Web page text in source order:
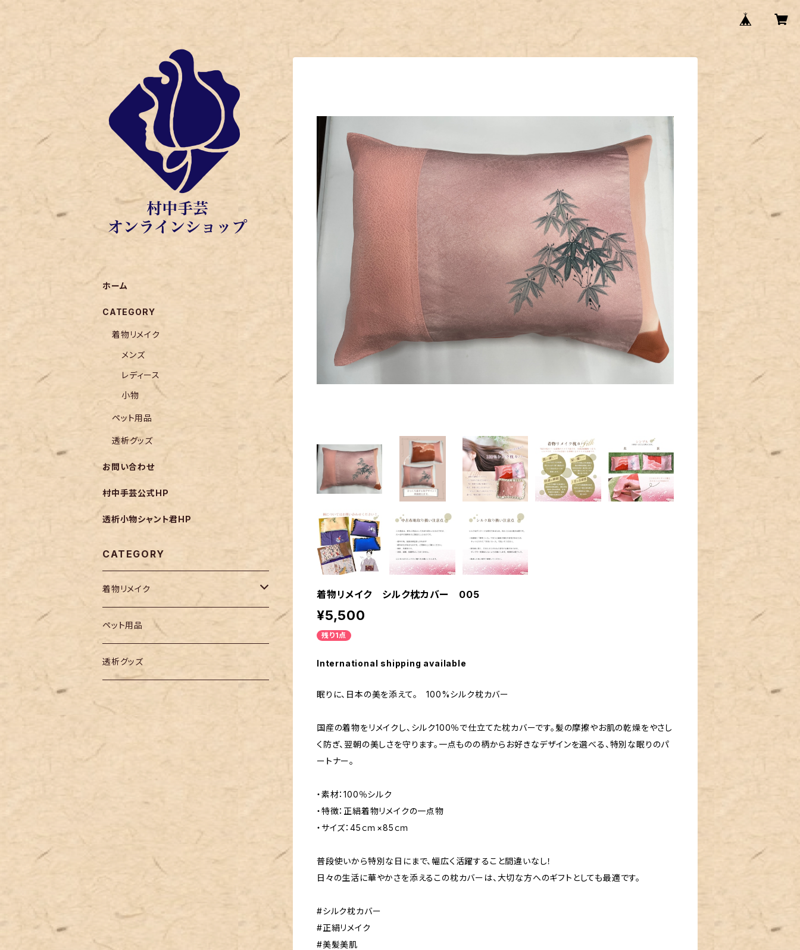
着物リメイク シルク枕カバー 005
¥5,500
残り1点
International shipping available
眠りに、日本の美を添えて。 100%シルク枕カバー
国産の着物をリメイクし、シルク100％で仕立てた枕カバーです。髪の摩擦やお肌の乾燥をやさし
く防ぎ、翌朝の美しさを守ります。一点ものの柄からお好きなデザインを選べる、特別な眠りのパ
ートナー。
・素材：100％シルク
・特徴：正絹着物リメイクの一点物
・サイズ：45ｃｍ×85ｃｍ
普段使いから特別な日にまで、幅広く活躍すること間違いなし！
日々の生活に華やかさを添えるこの枕カバーは、大切な方へのギフトとしても最適です。
#シルク枕カバー
#正絹リメイク
#美髪美肌
ホーム
CATEGORY
着物リメイク
メンズ
レディース
小物
ペット用品
透析グッズ
お問い合わせ
村中手芸公式HP
透析小物シャント君HP
CATEGORY
着物リメイク
メンズ
レディース
ペット用品
透析グッズ